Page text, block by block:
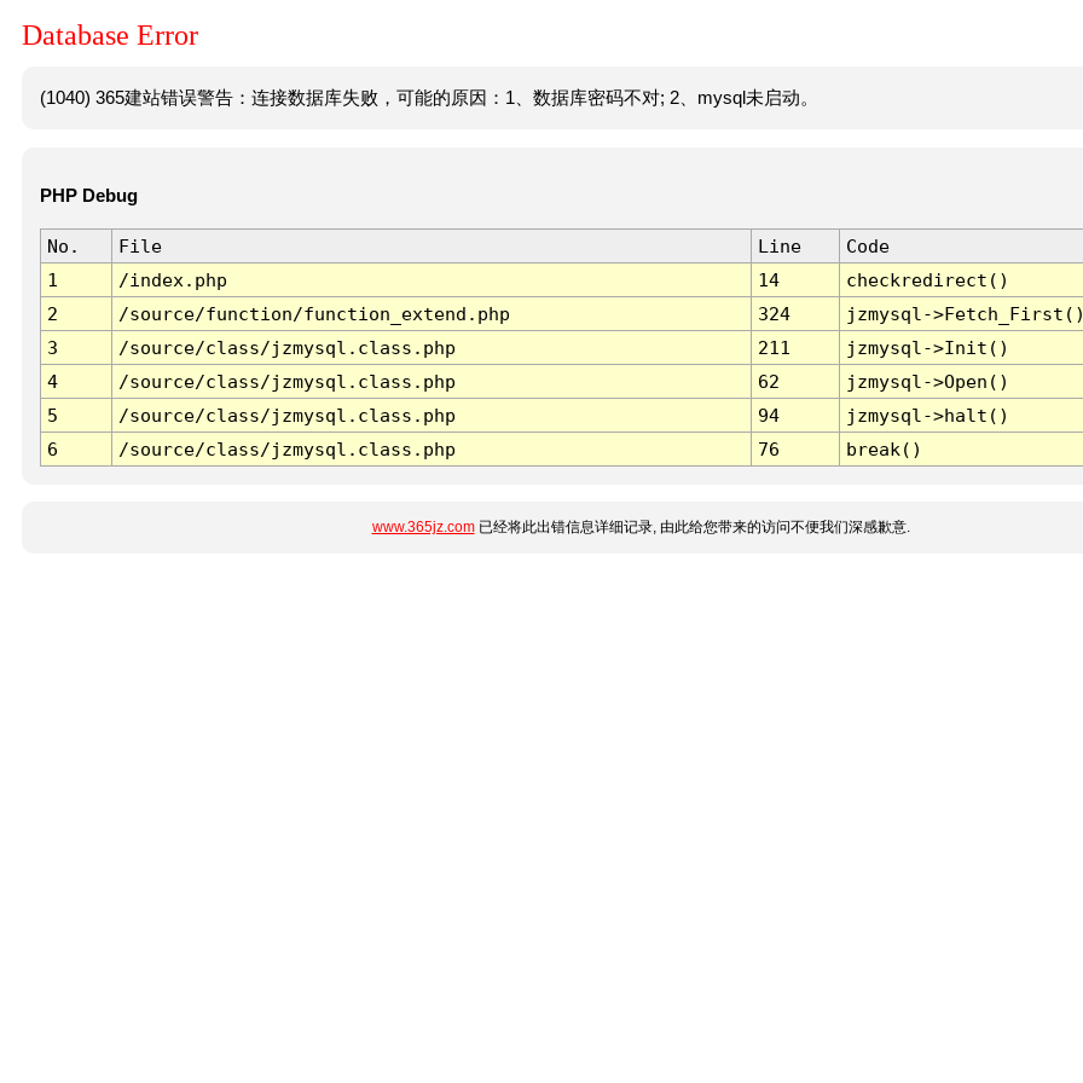
Database Error
(1040) 365建站错误警告：连接数据库失败，可能的原因：1、数据库密码不对; 2、mysql未启动。
PHP Debug
No. File Line
Code
1
/index.php 14
checkredirect()
2
/source/function/function_extend.php 324
jzmysql-
3
/source/class/jzmysql.class.php 211
jzmysql->Init()
4
/source/class/jzmysql.class.php 62
jzmysql->Open()
5
/source/class/jzmysql.class.php 94
jzmysql->halt()
6
/source/class/jzmysql.class.php 76 break()
www.365jz.com已经将此出错信息详细记录, 由此给您带来的访问不便我们深感歉意.